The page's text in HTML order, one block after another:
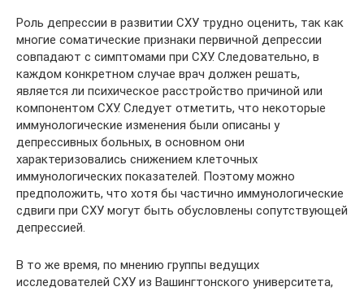
Роль депрессии в развитии СХУ трудно оценить, так как
многие соматические признаки первичной депрессии
совпадают с симптомами при СХУ. Следовательно, в
каждом конкретном случае врач должен решать,
является ли психическое расстройство причиной или
компонентом СХУ. Следует отметить, что некоторые
иммунологические изменения были описаны у
депрессивных больных, в основном они
характеризовались снижением клеточных
иммунологических показателей. Поэтому можно
предположить, что хотя бы частично иммунологические
сдвиги при СХУ могут быть обусловлены сопутствующей
депрессией.
В то же время, по мнению группы ведущих
исследователей СХУ из Вашингтонского университета,